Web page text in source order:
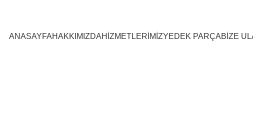
ANASAYFAHAKKIMIZDAHİZMETLERİMİZYEDEK PARÇABİZE